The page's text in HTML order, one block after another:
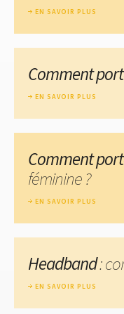
EN SAVOIR PLUS
Comment
EN SAVOIR PLUS
Comment
féminine ?
EN SAVOIR PLUS
Headband:
EN SAVOIR PLUS